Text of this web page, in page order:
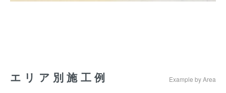
エリア別施工例 Example by Area